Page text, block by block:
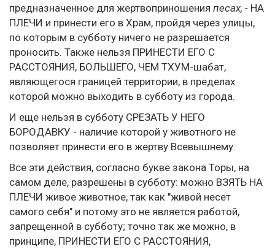
предназначенное для жертвоприношения песах, - НА
ПЛЕЧИ и принести его в Храм, пройдя через улицы,
по которым в субботу ничего не разрешается
проносить. Также нельзя ПРИНЕСТИ ЕГО С
РАССТОЯНИЯ, БОЛЬШЕГО, ЧЕМ ТХУМ-шабат,
являющегося границей территории, в пределах
которой можно выходить в субботу из города.
И еще нельзя в субботу СРЕЗАТЬ У НЕГО
БОРОДАВКУ - наличие которой у животного не
позволяет принести его в жертву Всевышнему.
Все эти действия, согласно букве закона Торы, на
самом деле, разрешены в субботу: можно ВЗЯТЬ НА
ПЛЕЧИ живое животное, так как "живой несет
самого себя" и потому это не является работой,
запрещенной в субботу; точно так же можно, в
принципе, ПРИНЕСТИ ЕГО С РАССТОЯНИЯ,